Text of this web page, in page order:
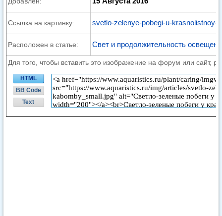
Ссылка на картинку: svetlo-zelenye-pobegi-u-krasnolistnoy-
Расположен в статье: Свет и продолжительность
Для того, чтобы вставить это изображение на форум или сайт,
HTML
BB Code
Text